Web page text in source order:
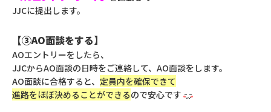
JJCに提出します。
【③AO面談をする】
AOエントリーをしたら、
JJCからAO面談の日時をご連絡して、AO面談をします。
AO面談に合格すると、 定員内を確保できて
進路をほぼ決めることができるので安心です